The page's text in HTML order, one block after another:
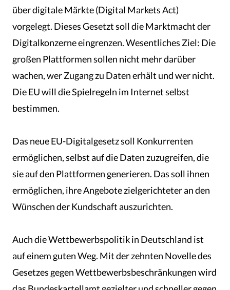
über digitale Märkte (Digital Markets Act)
vorgelegt. Dieses Gesetzt soll die Marktmacht der
Digitalkonzerne eingrenzen. Wesentliches Ziel: Die
großen Plattformen sollen nicht mehr darüber
wachen, wer Zugang zu Daten erhält und wer nicht.
Die EU will die Spielregeln im Internet selbst
bestimmen.
Das neue EU-Digitalgesetz soll Konkurrenten
ermöglichen, selbst auf die Daten zuzugreifen, die
sie auf den Plattformen generieren. Das soll ihnen
ermöglichen, ihre Angebote zielgerichteter an den
Wünschen der Kundschaft auszurichten.
Auch die Wettbewerbspolitik in Deutschland ist
auf einem guten Weg. Mit der zehnten Novelle des
Gesetzes gegen Wettbewerbsbeschränkungen wird